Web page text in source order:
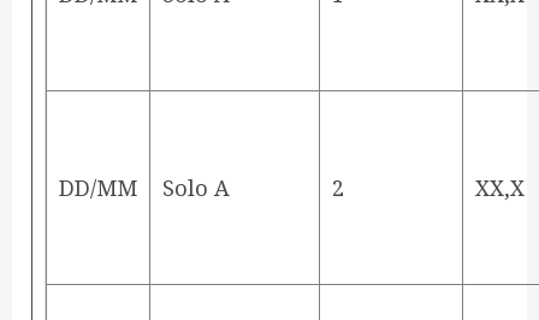
DD/MM Solo A 2 XX,X